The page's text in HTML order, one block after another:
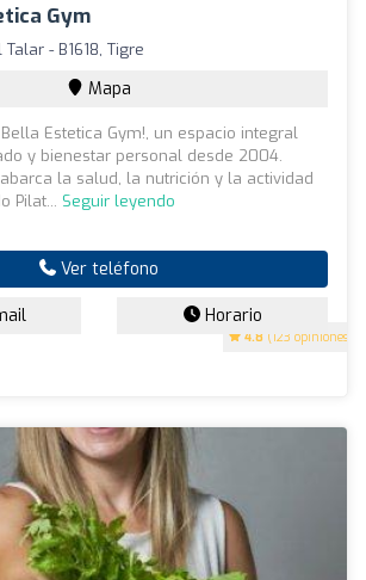
Gym
4.8 (123 opiniones)
- B1618, Tigre
Mapa
Bella Estetica Gym!, un espacio integral
y bienestar personal desde 2004.
la salud, la nutrición y la actividad
Pilat... Seguir leyendo
Ver teléfono
Horario